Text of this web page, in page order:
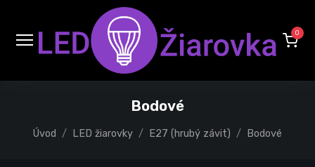
0
Bodové
Úvod LED žiarovky E27 (hrubý závit) Bodové